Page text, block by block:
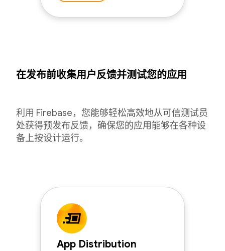
在发布前收集用户反馈并测试您的应用
利用 Firebase，您能够轻松高效地从可信测试员
处获得预发布反馈，确保您的应用能够在各种设
备上按设计运行。
App Distribution